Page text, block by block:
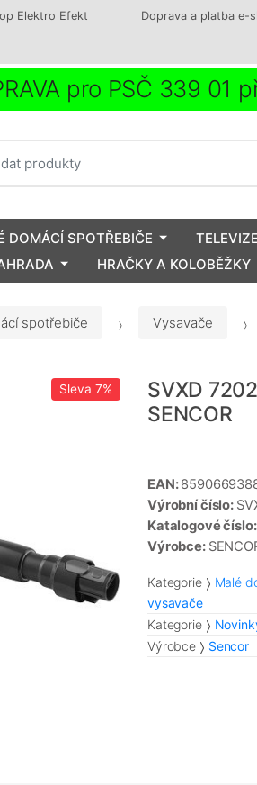
Elektro Efekt Doprava a platba e-
pro PSČ 339 01
DOMÁCÍ SPOTŘEBIČE
HRAČKY A KOLOBĚŽKY
spotřebiče Vysavače
Sleva 7%
SVXD
SENCOR
EAN:
Výrobní číslo:
Katalogové číslo:
Výrobce:
Kategorie Malé
vysavače
Kategorie
Výrobce
Sencor